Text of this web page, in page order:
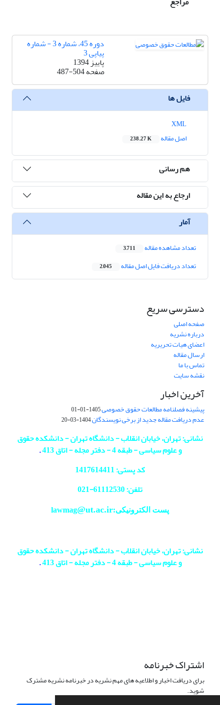
دوره 45، شماره 3 - شماره
پیاپی 3
پاییز 1394
صفحه487-504
فایل ها
اصل مقاله
238.27 K
هم رسانی
ارجاع به این مقاله
آمار
تعداد مشاهده مقاله 3,711
تعداد دریافت فایل اصل مقاله 2,045
دسترسی سریع
صفحه اصلی
درباره نشریه
اعضای هیات تحریریه
ارسال مقاله
تماس با ما
نقشه سایت
آخرین اخبار
پیشینه فصلنامه مطالعات حقوق خصوصی1405-01-01
عدم دریافت مقاله جدید از برخی نویسندگان1404-03-20
نشانی: تهران، خیابان انقلاب - دانشگاه تهران - دانشکده حقوق
و علوم سیاسی - طبقه 4 - دفتر مجله - اتاق 413
.
کد پستی: 1417614411
تلفن: 61112530-
021
پست الکترونیکی:lawmag@ut.ac.ir
نشانی: تهران، خیابان انقلاب - دانشگاه تهران - دانشکده حقوق
و علوم سیاسی - طبقه 4 - دفتر مجله - اتاق 413
.
اشتراک خبرنامه
برای دریافت اخبار و اطلاعیه های مهم نشریه در خبرنامه نشریه مشترک
شوید.